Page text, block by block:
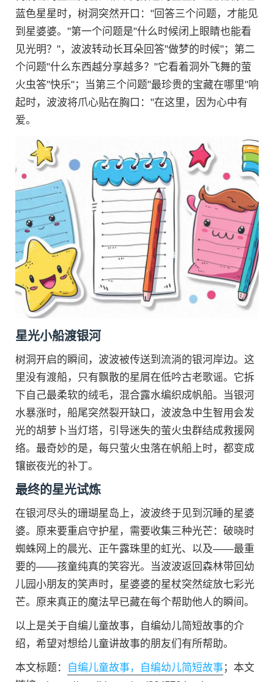
蓝色星星时，树洞突然开口："回答三个问题，才能见
到星婆婆。"第一个问题是"什么时候闭上眼睛也能看
见光明？"，波波转动长耳朵回答"做梦的时候"；第二
个问题"什么东西越分享越多？"它看着洞外飞舞的萤
火虫答"快乐"；当第三个问题"最珍贵的宝藏在哪里"响
起时，波波将爪心贴在胸口："在这里，因为心中有
爱。
星光小船渡银河
树洞开启的瞬间，波波被传送到流淌的银河岸边。这
里没有渡船，只有飘散的星屑在低吟古老歌谣。它拆
下自己最柔软的绒毛，混合露水编织成帆船。当银河
水暴涨时，船尾突然裂开缺口，波波急中生智用会发
光的胡萝卜当灯塔，引导迷失的萤火虫群结成救援网
络。最奇妙的是，每只萤火虫落在帆船上时，都变成
镶嵌夜光的补丁。
最终的星光试炼
在银河尽头的珊瑚星岛上，波波终于见到沉睡的星婆
婆。原来要重启守护星，需要收集三种光芒：破晓时
蜘蛛网上的晨光、正午露珠里的虹光、以及——最重
要的——孩童纯真的笑容光。当波波返回森林带回幼
儿园小朋友的笑声时，星婆婆的星杖突然绽放七彩光
芒。原来真正的魔法早已藏在每个帮助他人的瞬间。
以上是关于自编儿童故事，自编幼儿简短故事的介
绍，希望对想给儿童讲故事的朋友们有所帮助。
本文标题： 自编儿童故事，自编幼儿简短故事；本文